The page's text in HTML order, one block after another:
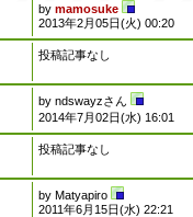
bymamosuke
2013年2月05日(火) 00:20
投稿記事なし
byndswayzさん
2014年7月02日(水) 16:01
投稿記事なし
byMatyapiro
2011年6月15日(水) 22:21